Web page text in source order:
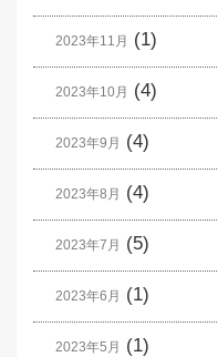
2023年11月 (1)
2023年10月 (4)
2023年9月 (4)
2023年8月 (4)
2023年7月 (5)
2023年6月 (1)
2023年5月 (1)